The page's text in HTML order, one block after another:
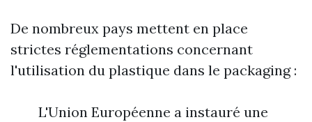
De nombreux pays mettent en place
strictes réglementations concernant
l'utilisation du plastique dans le packaging :
L'Union Européenne a instauré une